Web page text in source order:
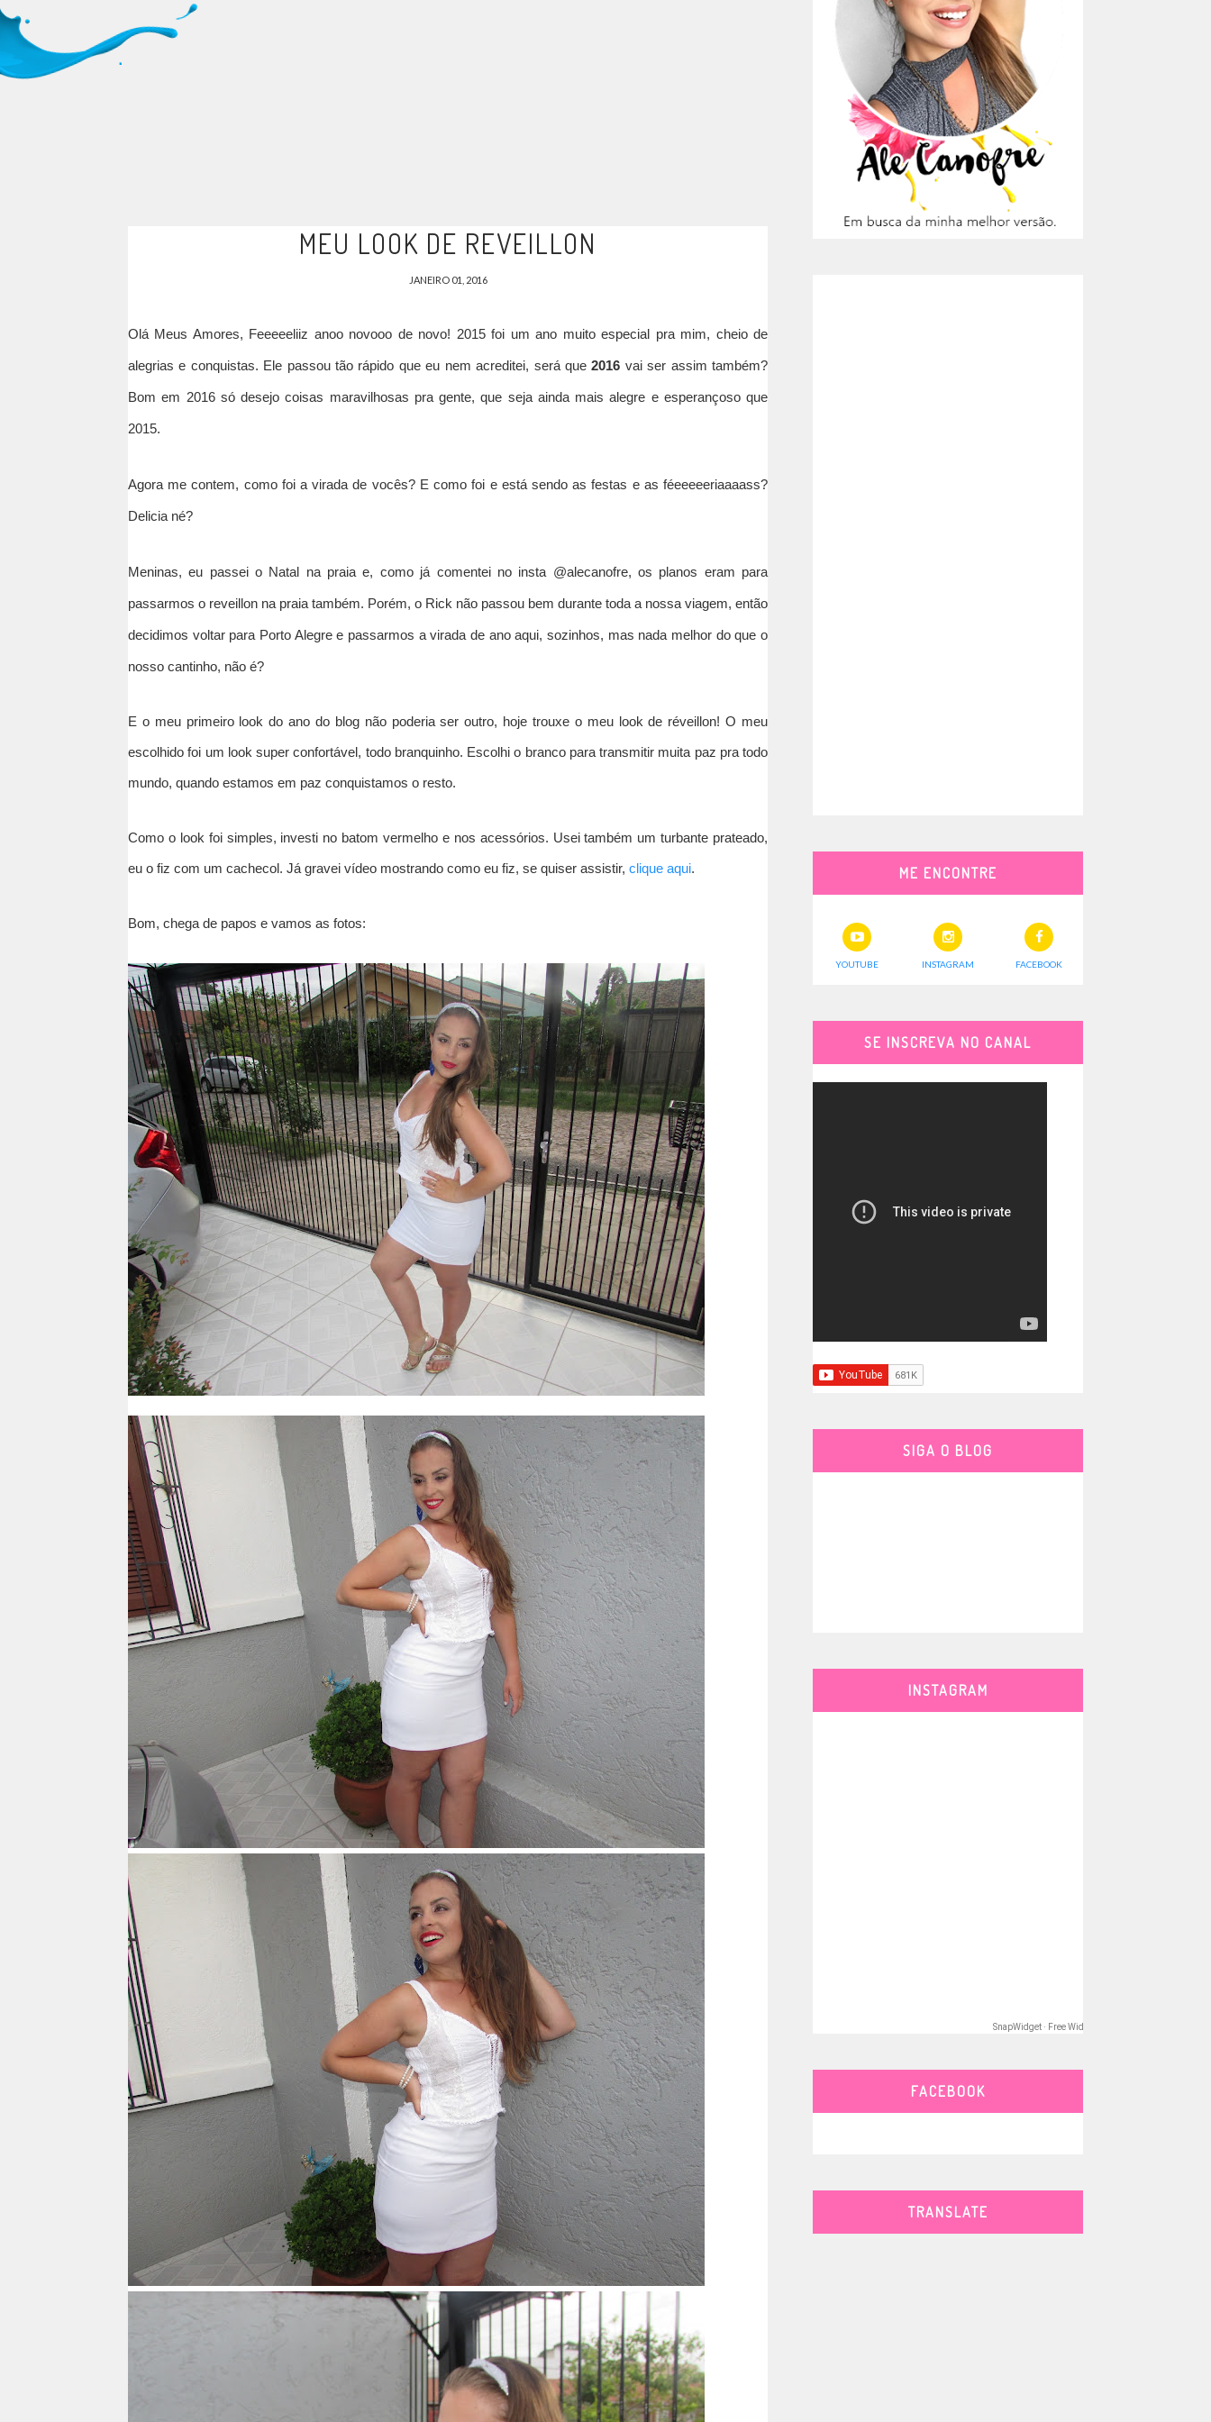
MEU LOOK DE REVEILLON
JANEIRO 01, 2016
Olá Meus Amores, Feeeeeliiz anoo novooo de novo! 2015 foi um ano muito especial pra mim, cheio de
alegrias e conquistas. Ele passou tão rápido que eu nem acreditei, será que2016 vai ser assim também?
Bom em 2016 só desejo coisas maravilhosas pra gente, que seja ainda mais alegre e esperançoso que
2015.
Agora me contem, como foi a virada de vocês? E como foi e está sendo as festas e as féeeeeeriaaaass?
Delicia né?
Meninas, eu passei o Natal na praia e, como já comentei no insta @alecanofre, os planos eram para
passarmos o reveillon na praia também. Porém, o Rick não passou bem durante toda a nossa viagem, então
decidimos voltar para Porto Alegre e passarmos a virada de ano aqui, sozinhos, mas nada melhor do que o
nosso cantinho, não é?
E o meu primeiro look do ano do blog não poderia ser outro, hoje trouxe o meu look de réveillon! O meu
escolhido foi um look super confortável, todo branquinho. Escolhi o branco para transmitir muita paz pra todo
mundo, quando estamos em paz conquistamos o resto.
Como o look foi simples, investi no batom vermelho e nos acessórios. Usei também um turbante prateado,
eu o fiz com um cachecol. Já gravei vídeo mostrando como eu fiz, se quiser assistir, clique aqui.
Bom, chega de papos e vamos as fotos:
ME ENCONTRE
YOUTUBE INSTAGRAM FACEBOOK
SE INSCREVA NO CANAL
SIGA O BLOG
INSTAGRAM
SnapWidget · Free Widget
FACEBOOK
TRANSLATE